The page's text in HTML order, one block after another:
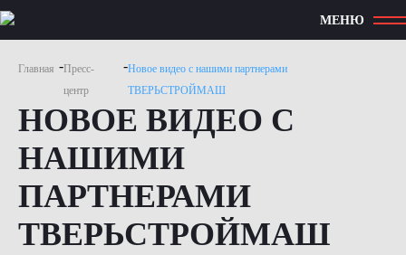
МЕНЮ
Главная -Пресс-
центр
-Новое видео с нашими партнерами
ТВЕРЬСТРОЙМАШ
НОВОЕ ВИДЕО С
НАШИМИ
ПАРТНЕРАМИ
ТВЕРЬСТРОЙМАШ